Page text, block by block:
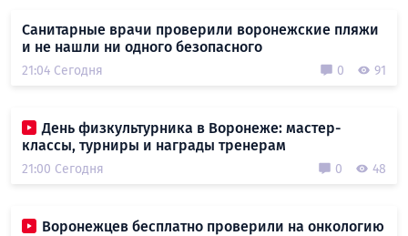
Санитарные врачи проверили воронежские пляжи
и не нашли ни одного безопасного
21:04 Сегодня 0 91
День физкультурника в Воронеже: мастер-
классы, турниры и награды тренерам
21:00 Сегодня 0 48
Воронежцев бесплатно проверили на онкологию